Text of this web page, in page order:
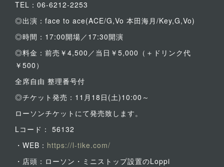
TEL：06-6212-2253
◎出演：face to ace(ACE/G,Vo 本田海月/Key,G,Vo)
◎時間：17:00開場／17:30開演
◎料金：前売￥4,500／当日￥5,000（＋ドリンク代
￥500）
全席自由 整理番号付
◎チケット発売：11月18日(土)10:00～
ローソンチケットにて発売致します。
Lコード： 56132
・WEB： https://l-tike.com/
・店頭：ローソン・ミニストップ設置のLoppi